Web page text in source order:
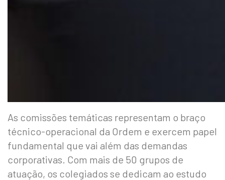
As comissões temáticas representam o braço
técnico-operacional da Ordem e exercem papel
fundamental que vai além das demandas
corporativas. Com mais de 50 grupos de
atuação, os colegiados se dedicam ao estudo